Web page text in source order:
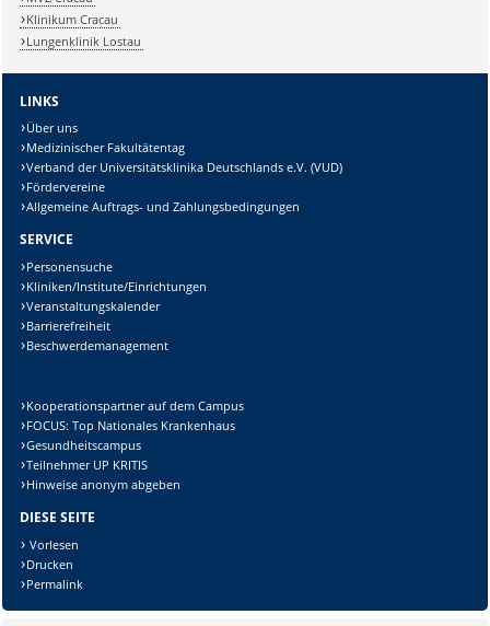
Klinikum Cracau
Lungenklinik Lostau
LINKS
Über uns
Medizinischer Fakultätentag
Verband der Universitätsklinika Deutschlands e.V. (VUD)
Fördervereine
Allgemeine Auftrags- und Zahlungsbedingungen
SERVICE
Personensuche
Kliniken/Institute/Einrichtungen
Veranstaltungskalender
Barrierefreiheit
Beschwerdemanagement
Kooperationspartner auf dem Campus
FOCUS: Top Nationales Krankenhaus
Gesundheitscampus
Teilnehmer UP KRITIS
Hinweise anonym abgeben
DIESE SEITE
Vorlesen
Drucken
Permalink